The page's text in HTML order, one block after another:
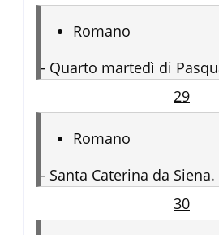
Romano
- Quarto martedì di
29
Romano
- Santa Caterina da Siena.
30